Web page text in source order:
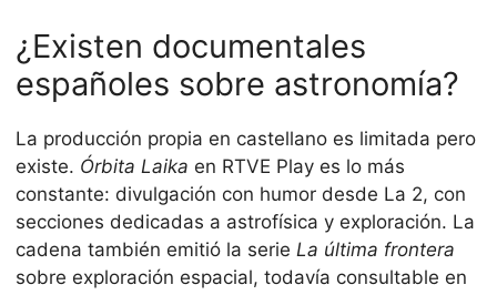
¿Existen documentales
españoles sobre astronomía?
La producción propia en castellano es limitada pero
existe. Órbita Laika en RTVE Play es lo más
constante: divulgación con humor desde La 2, con
secciones dedicadas a astrofísica y exploración. La
cadena también emitió la serie La última frontera
sobre exploración espacial, todavía consultable en